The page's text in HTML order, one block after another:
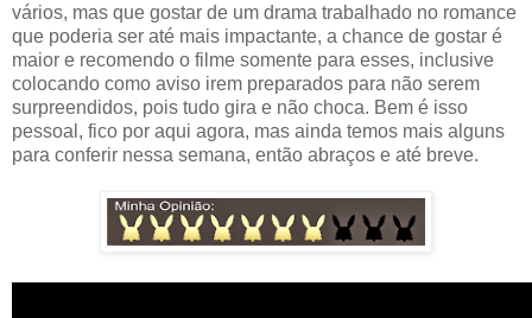
vários, mas que gostar de um drama trabalhado no romance
que poderia ser até mais impactante, a chance de gostar é
maior e recomendo o filme somente para esses, inclusive
colocando como aviso irem preparados para não serem
surpreendidos, pois tudo gira e não choca. Bem é isso
pessoal, fico por aqui agora, mas ainda temos mais alguns
para conferir nessa semana, então abraços e até breve.